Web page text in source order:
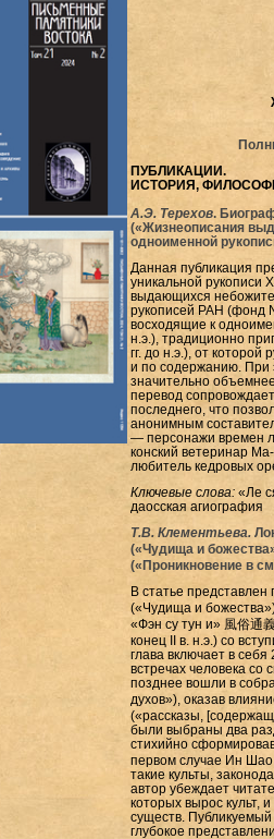
ПУБЛИКАЦИИ.
ИСТОРИЯ,
А.Э. Терехов.
(«Жизнеописания
одноименной
Данная публикация
уникальной рукописи
выдающихся
рукописей РАН (фонд
восходящие к
н.э.), традиционно
гг. до н.э.), от которой
и по содержанию. При
значительно
перевод
последнего, что
анонимным
— персонажи времен
конский ветеринар
любитель кедровых
Ключевые слова: «Ле
даосская агиография
Т.В. Клементьева.
(«Чудища и
(«Проникновение в
В статье представлен
(«Чудища и
«Фэн су тун и» 風俗通
конец II в. н.э.) со
глава включает в
встречах человека со
позднее вошли в
духов»), оказав
(«рассказы,
были выбраны два
стихийно
первом случае Ин Шао
такие культы,
автор убеждает
которых вырос культ,
существ.
глубокое